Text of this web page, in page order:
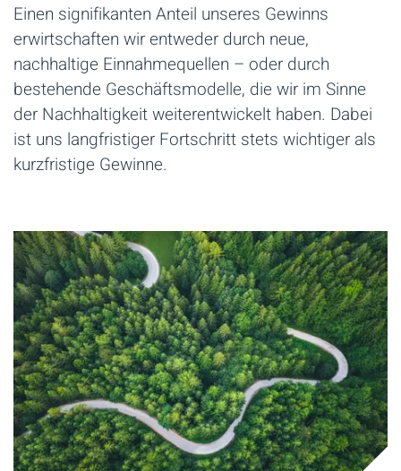
Einen signifikanten Anteil unseres Gewinns
erwirtschaften wir entweder durch neue,
nachhaltige Einnahmequellen – oder durch
bestehende Geschäftsmodelle, die wir im Sinne
der Nachhaltigkeit weiterentwickelt haben. Dabei
ist uns langfristiger Fortschritt stets wichtiger als
kurzfristige Gewinne.